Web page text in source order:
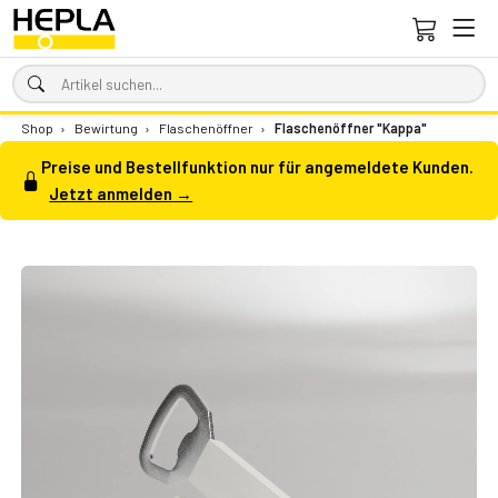
Shop › Bewirtung › Flaschenöffner › Flaschenöffner "Kappa"
Preise und Bestellfunktion nur für angemeldete Kunden.
Jetzt anmelden →